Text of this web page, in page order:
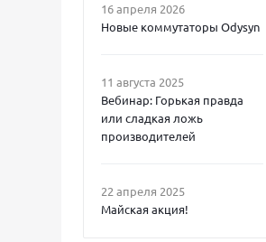
16 апреля 2026
Новые коммутаторы Odysyn
11 августа 2025
Вебинар: Горькая правда
или сладкая ложь
производителей
22 апреля 2025
Майская акция!